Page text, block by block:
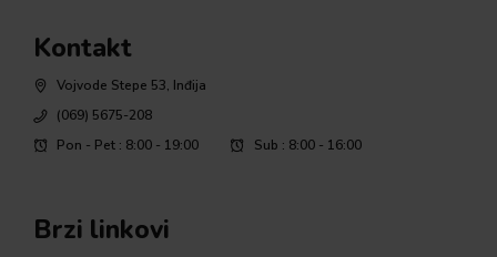
Kontakt
Vojvode Stepe 53, Inđija
(069) 5675-208
Pon - Pet : 8:00 - 19:00
Sub : 8:00 - 16:00
Brzi linkovi